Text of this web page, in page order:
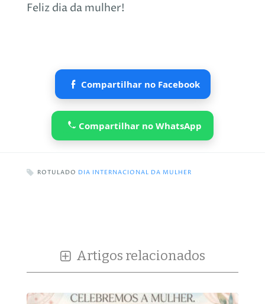
Feliz dia da mulher!
Compartilhar no Facebook
Compartilhar no WhatsApp
ROTULADO DIA INTERNACIONAL DA MULHER
Artigos relacionados